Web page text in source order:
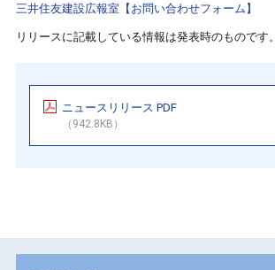
三井住友建設広報室【お問い合わせフォーム】
リリースに記載している情報は発表時のものです。
ニュースリリース PDF
（942.8KB）